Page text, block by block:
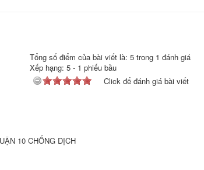
Tổng số điểm của bài viết là: 5 trong 1 đánh giá
Xếp hạng: 5- 1 phiếu bầu
Click để đánh giá bài viết
10 CHỐNG DỊCH